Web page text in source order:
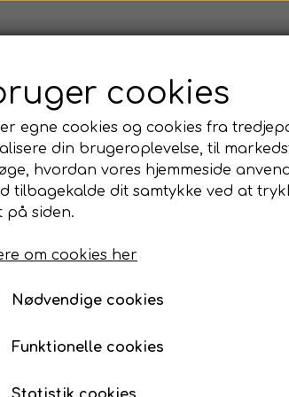
i dans og udtryk
udtryk
Labans BESS (KERF) ✍️ Artikler og
Evigdans
i dans
sekvens ud fra Space
Udvikling af
139,00 kr.
Dette er en simpel øvelse på
Jeg oplever at deltagerne synes
hvordan man ud fra 4 simple
af variation ud fra space.
cookies
egne cookies og cookies fra
din brugeroplevelse, til
hvordan vores hjemmeside
tilbagekalde dit samtykke ved at
på siden.
om cookies her
Nødvendige cookies
Funktionelle cookies